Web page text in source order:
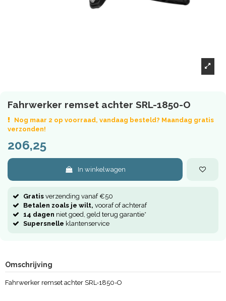
Fahrwerker remset achter SRL-1850-O
Nog maar 2 op voorraad, vandaag besteld? Maandag gratis
verzonden!
206,25
In winkelwagen
Gratis verzending vanaf €50
Betalen zoals je wilt, vooraf of achteraf
14 dagen niet goed, geld terug garantie*
Supersnelle klantenservice
Omschrijving
Fahrwerker remset achter SRL-1850-O